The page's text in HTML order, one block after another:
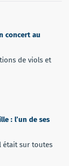
concert au
de viols et
: l’un de ses
était sur toutes